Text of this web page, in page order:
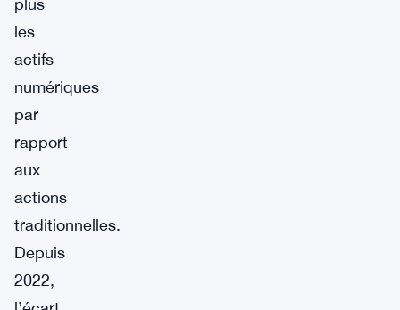
plus
les
actifs
numériques
par
rapport
aux
actions
traditionnelles.
Depuis
2022,